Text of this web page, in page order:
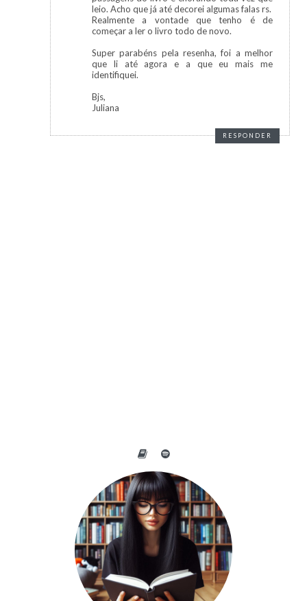
leio. Acho que já até decorei algumas falas rs.
Realmente a vontade que tenho é de
começar a ler o livro todo de novo.
Super parabéns pela resenha, foi a melhor
que li até agora e a que eu mais me
identifiquei.
Bjs,
Juliana
RESPONDER